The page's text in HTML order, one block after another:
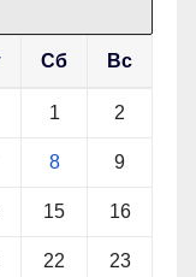
Сб Вс
1 2
8 9
15 16
22 23